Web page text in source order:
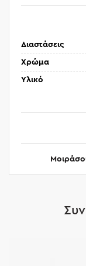
Διαστάσεις
Χρώμα
Υλικό